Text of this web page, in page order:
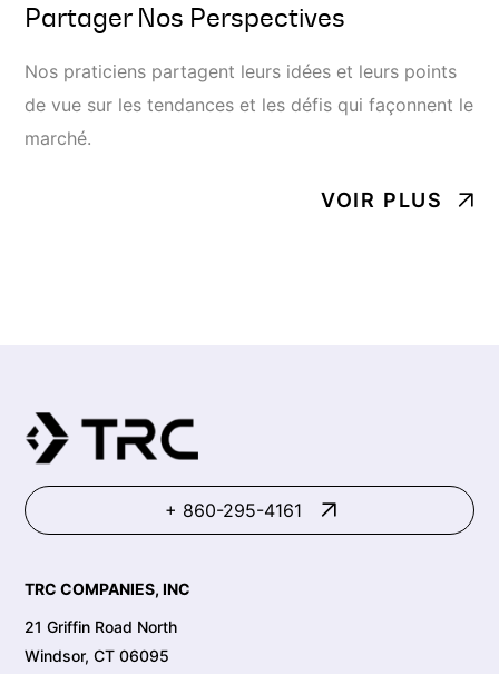
Partager Nos Perspectives
Nos praticiens partagent leurs idées et leurs points
de vue sur les tendances et les défis qui façonnent le
marché.
VOIR PLUS
+ 860-295-4161
TRC COMPANIES, INC
21 Griffin Road North
Windsor, CT 06095